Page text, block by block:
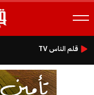
قلم الناس TV